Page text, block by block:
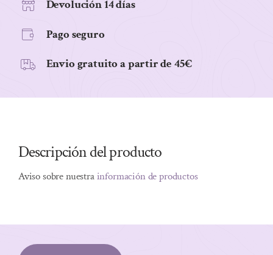
Devolución 14 días
Pago seguro
Envio gratuito a partir de 45€
Descripción del producto
Aviso sobre nuestrainformación de productos